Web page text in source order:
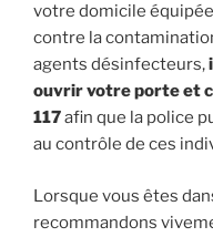
votre domicile
contre la
agents désinfecteurs,
ouvrir votre porte et
117afin que la police
au contrôle de ces
Lorsque vous êtes
recommandons